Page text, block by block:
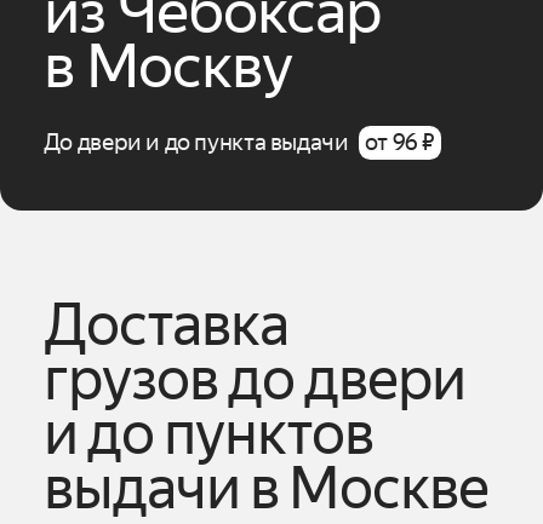
в Москву
До двери и до пункта выдачи от 96 ₽
Доставка
грузов до двери
и до пунктов
выдачи в Москве